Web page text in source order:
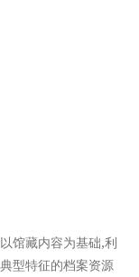
馆藏内容为基础,利
型特征的档案资源